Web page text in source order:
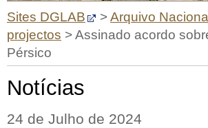
Sites DGLAB >Arquivo
projectos >Assinado acordo
Pérsico
Notícias
24 de Julho de 2024